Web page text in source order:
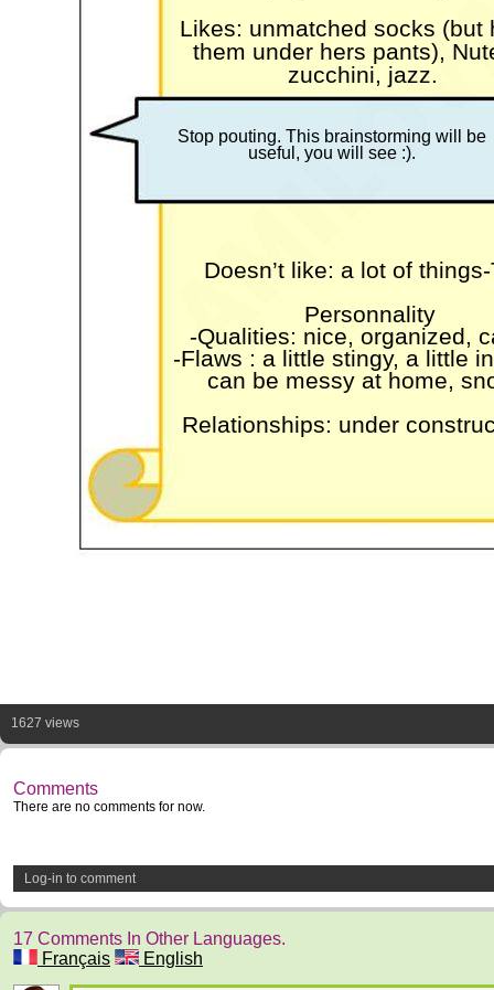
Likes: unmatched socks (but
them under hers pants),
zucchini, jazz.
Stop pouting. This brainstorming will be
useful, you will see :).
Doesn’t like: a lot of
Personnality
-Qualities: nice, organized,
-Flaws : a little stingy, a little
can be messy at home,
Relationships: under
1627 views
Comments
There are no comments for now.
Log-in to comment
17 Comments In Other Languages.
Français
English